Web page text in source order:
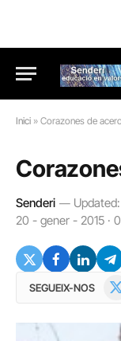
Inici » Corazones de
Senderi Updated:
20 - gener - 2015 ·
SEGUEIX-NOS